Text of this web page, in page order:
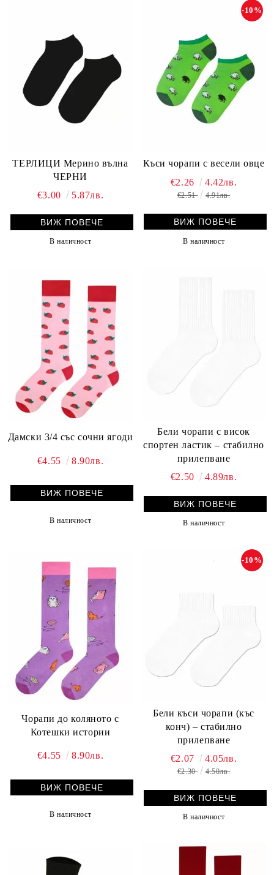
ТЕРЛИЦИ Мерино вълна
ЧЕРНИ
€3.00
5.87лв.
ВИЖ ПОВЕЧЕ
В наличност
Къси чорапи с весели овце
-10%
€2.26 4.42лв.
€2.51 4.91лв.
ВИЖ ПОВЕЧЕ
В наличност
Дамски 3/4 със сочни ягоди
€4.55 8.90лв.
ВИЖ ПОВЕЧЕ
В наличност
Бели чорапи с висок
спортен ластик – стабилно
прилепване
€2.50
4.89лв.
ВИЖ ПОВЕЧЕ
В наличност
Чорапи до коляното с
Котешки истории
€4.55 8.90лв.
ВИЖ ПОВЕЧЕ
В наличност
Бели къси чорапи (къс
конч) – стабилно
прилепване
-10%
€2.07 4.05лв.
€2.30 4.50лв.
ВИЖ ПОВЕЧЕ
В наличност